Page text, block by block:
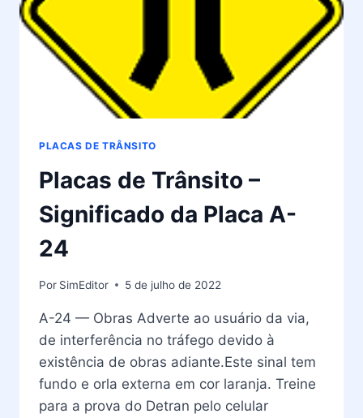
PLACAS DE TRÂNSITO
Placas de Trânsito –
Significado da Placa A-
24
Por SimEditor 5 de julho de 2022
A-24 — Obras Adverte ao usuário da via,
de interferência no tráfego devido à
existência de obras adiante.Este sinal tem
fundo e orla externa em cor laranja. Treine
para a prova do Detran pelo celular